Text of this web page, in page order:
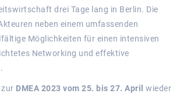
drei Tage lang in Berlin. Die
neben einem umfassenden
Möglichkeiten für einen intensiven
Networking und effektive
zur DMEA 2023 vom 25. bis 27. April wieder